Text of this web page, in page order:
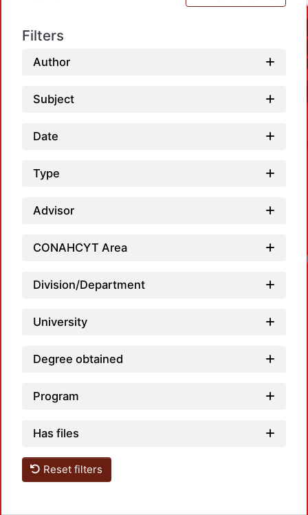
Filters
Author
Subject
Date
Type
Advisor
CONAHCYT Area
Division/Department
University
Degree obtained
Program
Has files
Reset filters